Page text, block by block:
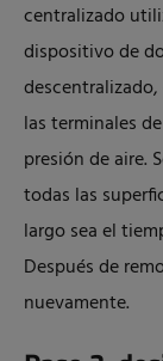
centralizado
dispositivo de
las terminales
presión de aire.
todas las
largo sea el
Después de
nuevamente.